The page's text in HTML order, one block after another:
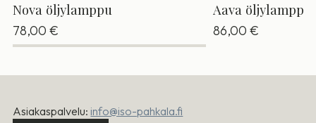
Nova öljylamppu
78,00€
Aava öljylamppu
86,00€
Asiakaspalvelu: info@iso-pahkala.fi